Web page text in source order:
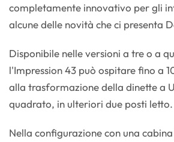
completamente innovativo per gli
alcune delle novità che ci presenta
Disponibile nelle versioni a tre o a
l'Impression 43 può ospitare fino a
alla trasformazione della dinette a
quadrato, in ulteriori due posti letto.
Nella configurazione con una